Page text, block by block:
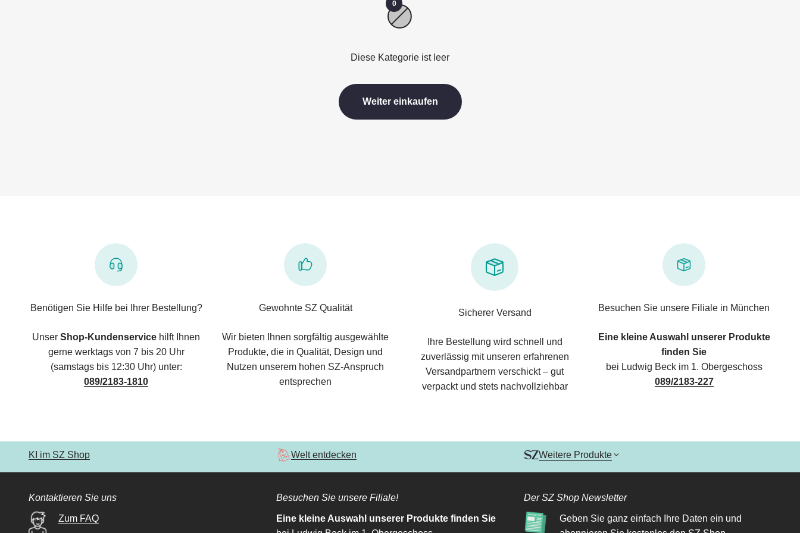
0
Diese Kategorie ist leer
Weiter einkaufen
Benötigen Sie Hilfe bei Ihrer Bestellung?
Unser Shop-Kundenservice hilft Ihnen
gerne werktags von 7 bis 20 Uhr
(samstags bis 12:30 Uhr) unter:
089/2183-1810
Gewohnte SZ Qualität
Wir bieten Ihnen sorgfältig ausgewählte
Produkte, die in Qualität, Design und
Nutzen unserem hohen SZ-Anspruch
entsprechen
Sicherer Versand
Ihre Bestellung wird schnell und
zuverlässig mit unseren erfahrenen
Versandpartnern verschickt – gut
verpackt und stets nachvollziehbar
Besuchen Sie unsere Filiale in München
Eine kleine Auswahl unserer Produkte
finden Sie
bei Ludwig Beck im 1. Obergeschoss
089/2183-227
KI im SZ Shop Welt entdecken Weitere Produkte
Kontaktieren Sie uns
Zum FAQ
Besuchen Sie unsere Filiale!
Eine kleine Auswahl unserer Produkte finden Sie
Der SZ Shop Newsletter
Geben Sie ganz einfach Ihre Daten ein und